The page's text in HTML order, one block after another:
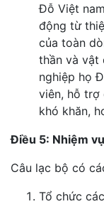
Đỗ Việt
động từ
của toàn
thần và vật
nghiệp họ
viên, hỗ trợ
khó khăn,
Điều 5: Nhiệm
Câu lạc bộ có
Tổ chức